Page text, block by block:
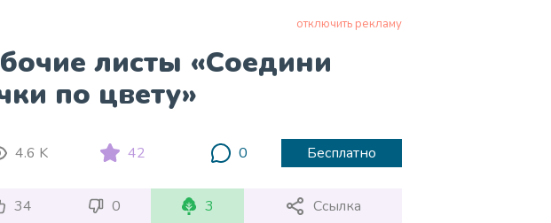
отключить рекламу
листы «Соедини
по цвету»
4.6 K 42 0 Бесплатно
34 0 3 Ссылка